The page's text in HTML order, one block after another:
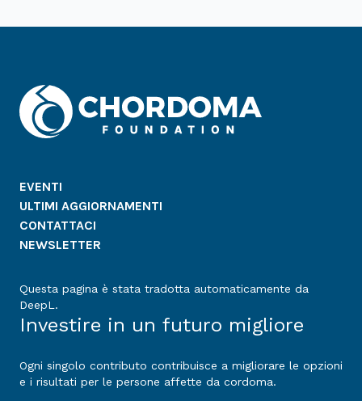
EVENTI
ULTIMI AGGIORNAMENTI
CONTATTACI
NEWSLETTER
Questa pagina è stata tradotta automaticamente da
DeepL.
Investire in un futuro migliore
Ogni singolo contributo contribuisce a migliorare le opzioni
e i risultati per le persone affette da cordoma.